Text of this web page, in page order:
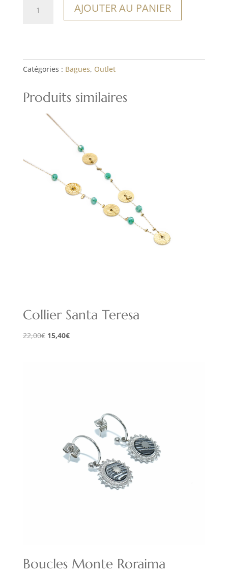
AJOUTER AU PANIER
Catégories : Bagues, Outlet
Produits similaires
Collier Santa Teresa
22,00€ Le
15,40€Le
Boucles Monte Roraima